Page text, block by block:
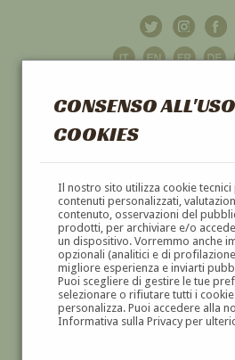
CONSENSO
COOKIES
Il nostro sito utilizza cookie tecnici
contenuti personalizzati,
contenuto, osservazioni del
prodotti, per archiviare e/o
un dispositivo. Vorremmo anche
opzionali (analitici e di
migliore esperienza e inviarti
Puoi scegliere di gestire le tue
selezionare o rifiutare tutti i
personalizza. Puoi accedere alla
Informativa sulla Privacy per
GALLERIAD'ARTE
DIPINTI E